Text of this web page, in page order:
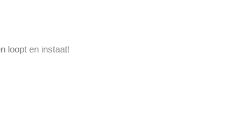
loopt en instaat!